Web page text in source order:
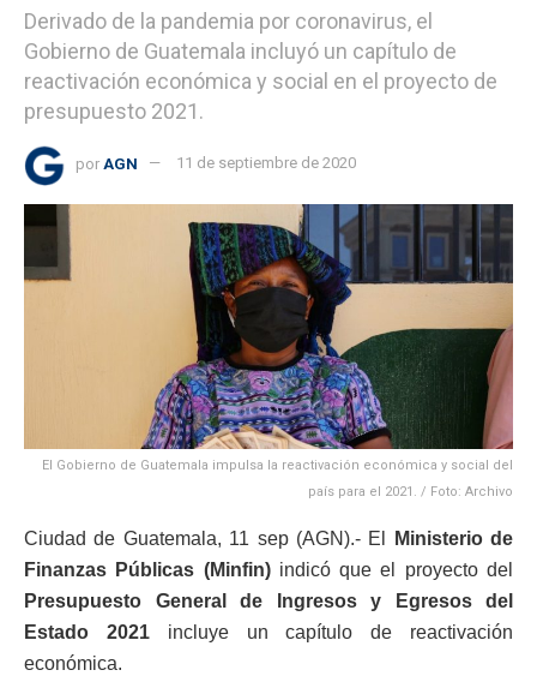
Derivado de la pandemia por coronavirus, el
Gobierno de Guatemala incluyó un capítulo de
reactivación económica y social en el proyecto de
presupuesto 2021.
por AGN 11 de septiembre de 2020
El Gobierno de Guatemala impulsa la reactivación económica y social del
país para el 2021. / Foto: Archivo
Ciudad de Guatemala, 11 sep (AGN).- El
Ministerio de
Finanzas Públicas (Minfin)indicó que el proyecto del
Presupuesto General de Ingresos y Egresos del
Estado 2021incluye un capítulo de reactivación
económica.